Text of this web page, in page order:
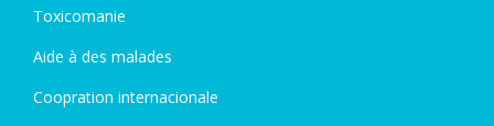
Toxicomanie
Aide à des malades
Coopration internacionale